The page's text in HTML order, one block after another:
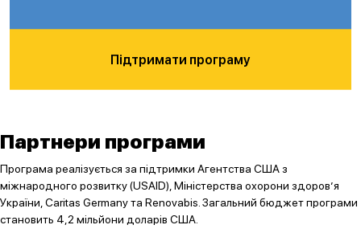
Підтримати програму
Партнери програми
Програма реалізується за підтримки Агентства США з
міжнародного розвитку (USAID), Міністерства охорони здоров’я
України, Caritas Germany та Renovabis. Загальний бюджет програми
становить 4,2 мільйони доларів США.